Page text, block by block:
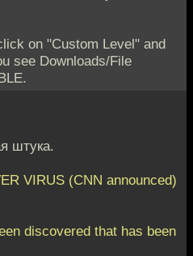
on "Custom Level" and
see Downloads/File
штука.
VIRUS (CNN announced)
discovered that has been